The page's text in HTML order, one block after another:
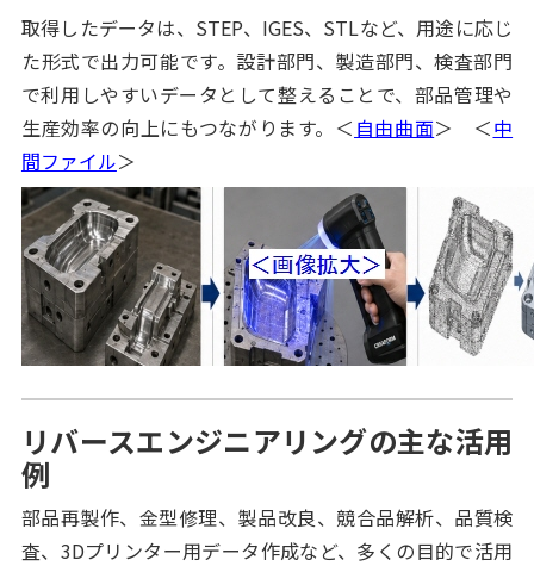
取得したデータは、STEP、IGES、STLなど、用途に応じ
た形式で出力可能です。設計部門、製造部門、検査部門
で利用しやすいデータとして整えることで、部品管理や
生産効率の向上にもつながります。＜ 自由曲面＞ ＜中
間ファイル＞
リバースエンジニアリングの主な活用
例
部品再製作、金型修理、製品改良、競合品解析、品質検
査、3Dプリンター用データ作成など、多くの目的で活用